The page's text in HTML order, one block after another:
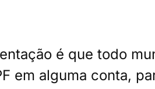
é que todo
em alguma conta,